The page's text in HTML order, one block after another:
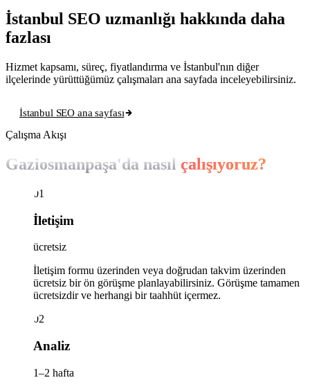
İstanbul SEO uzmanlığı hakkında daha
fazlası
Hizmet kapsamı, süreç, fiyatlandırma ve İstanbul'nın diğer
ilçelerinde yürüttüğümüz çalışmaları ana sayfada inceleyebilirsiniz.
İstanbul SEO ana sayfası
Çalışma Akışı
Gaziosmanpaşa'da nasıl çalışıyoruz?
01
İletişim
ücretsiz
İletişim formu üzerinden veya doğrudan takvim üzerinden
ücretsiz bir ön görüşme planlayabilirsiniz. Görüşme tamamen
ücretsizdir ve herhangi bir taahhüt içermez.
02
Analiz
1–2 hafta